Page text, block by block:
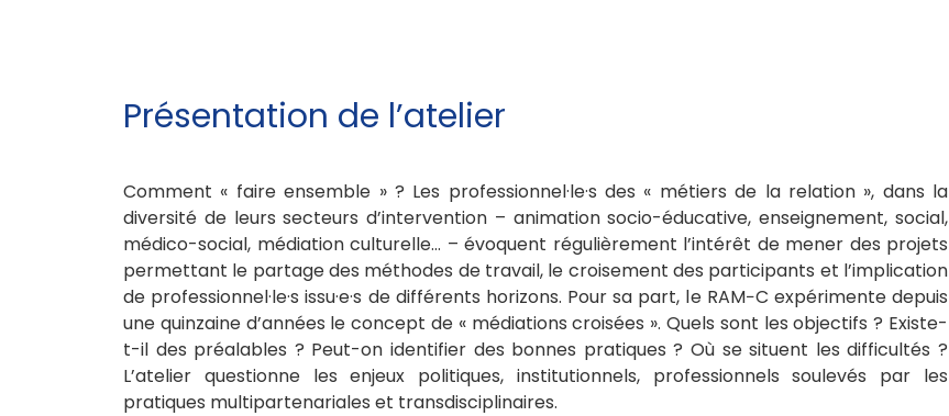
Présentation de l’atelier
Comment « faire ensemble » ? Les professionnel·le·s des « métiers de la relation », dans la
diversité de leurs secteurs d’intervention – animation socio-éducative, enseignement, social,
médico-social, médiation culturelle… – évoquent régulièrement l’intérêt de mener des projets
permettant le partage des méthodes de travail, le croisement des participants et l’implication
de professionnel·le·s issu·e·s de différents horizons. Pour sa part, le RAM−C expérimente depuis
une quinzaine d’années le concept de « médiations croisées ». Quels sont les objectifs ? Existe-
t-il des préalables ? Peut-on identifier des bonnes pratiques ? Où se situent les difficultés ?
L’atelier questionne les enjeux politiques, institutionnels, professionnels soulevés par les
pratiques multipartenariales et transdisciplinaires.